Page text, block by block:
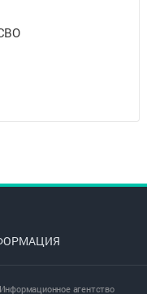
агентство